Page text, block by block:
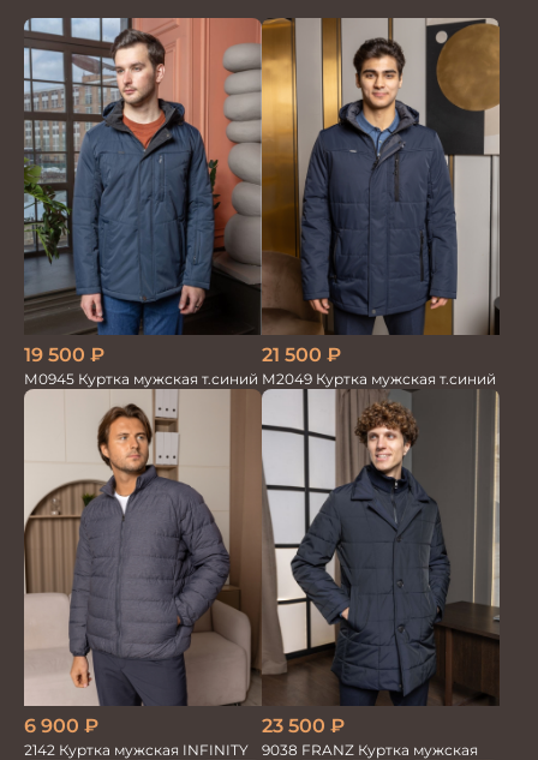
19 500 ₽
М0945 Куртка мужская т.синий
21 500 ₽
М2049 Куртка мужская т.синий
6 900 ₽
2142 Куртка мужская INFINITY
23 500 ₽
9038 FRANZ Куртка мужская